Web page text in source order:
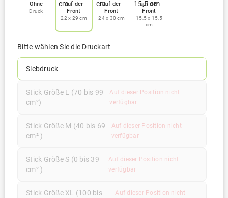
Ohne
Druck
auf der
Front
22 x 29 cm
auf der
Front
24 x 30 cm
auf der
Front
15,5 x 15,5
cm
Bitte wählen Sie die Druckart
Siebdruck
Stick Größe L (70 bis 99
cm²)
Auf dieser Position nicht
verfügbar
Stick Größe M (40 bis 69
cm² )
Auf dieser Position nicht
verfügbar
Stick Größe S (0 bis 39
cm² )
Auf dieser Position nicht
verfügbar
Stick Größe XL (100 bis
Auf dieser Position nicht